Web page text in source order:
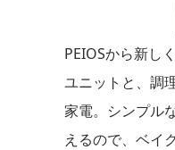
PEIOSから新し
ユニットと、調
家電。シンプル
えるので、ベイ